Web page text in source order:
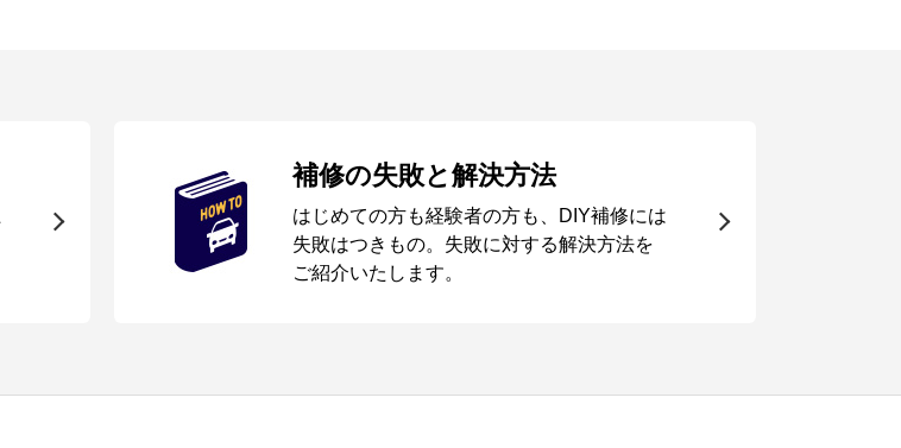
補修の失敗と解決方法
はじめての方も経験者の方も、DIY補修には
失敗はつきもの。失敗に対する解決方法を
ご紹介いたします。